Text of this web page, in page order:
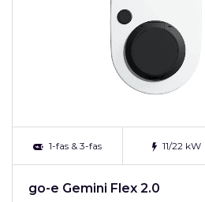
1-fas & 3-fas 11/22 kW
go-e Gemini Flex 2.0